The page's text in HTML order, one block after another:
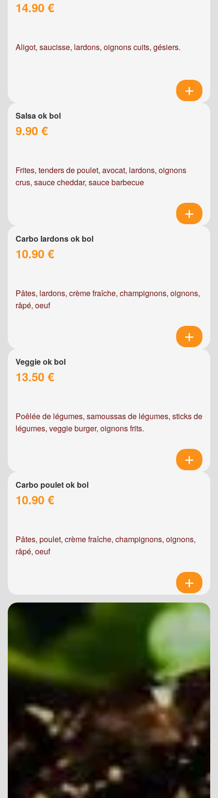
14.90 €
Aligot, saucisse, lardons, oignons cuits, gésiers.
Salsa ok bol
9.90 €
Frites, tenders de poulet, avocat, lardons, oignons
crus, sauce cheddar, sauce barbecue
Carbo lardons ok bol
10.90 €
Pâtes, lardons, crème fraîche, champignons, oignons,
râpé, oeuf
Veggie ok bol
13.50 €
Poêlée de légumes, samoussas de légumes, sticks de
légumes, veggie burger, oignons frits.
Carbo poulet ok bol
10.90 €
Pâtes, poulet, crème fraîche, champignons, oignons,
râpé, oeuf